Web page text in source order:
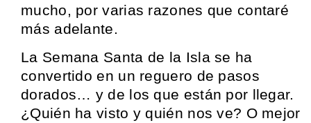
mucho, por varias razones que contaré
más adelante.
La Semana Santa de la Isla se ha
convertido en un reguero de pasos
dorados… y de los que están por llegar.
¿Quién ha visto y quién nos ve? O mejor